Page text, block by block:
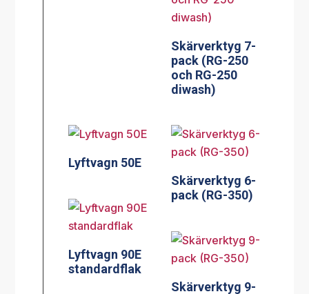
Skärverktyg 7-
pack (RG-250
och RG-250
diwash)
Lyftvagn 50E
Skärverktyg 6-
pack (RG-350)
Lyftvagn 90E
standardflak
Skärverktyg 9-